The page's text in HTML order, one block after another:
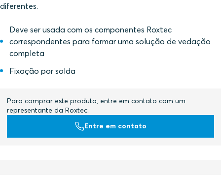
diferentes.
Deve ser usada com os componentes Roxtec
correspondentes para formar uma solução de vedação
completa
Fixação por solda
Para comprar este produto, entre em contato com um
representante da Roxtec.
Entre em contato